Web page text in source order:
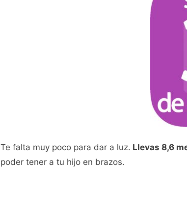
Te falta muy poco para dar a luz. Llevas 8,6
poder tener a tu hijo en brazos.